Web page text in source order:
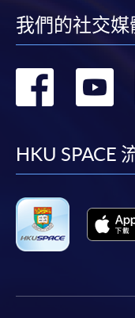
Mastercard卡」）
享有十個月免息分
信用卡持有人。詳
大部份公開招生的
別學歷頒授課程提
網上使用「繳費靈
Mastercard繳付有
付方式之外，如就
員亦可以微信支付
參閱報名辦法 -網
我們的社交媒
轉
HKU SPACE